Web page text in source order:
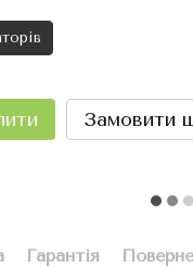
Замовити
Гарантія